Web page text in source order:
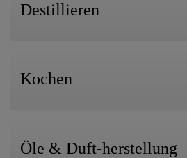
Destillieren
Kochen
Öle & Duft-herstellung